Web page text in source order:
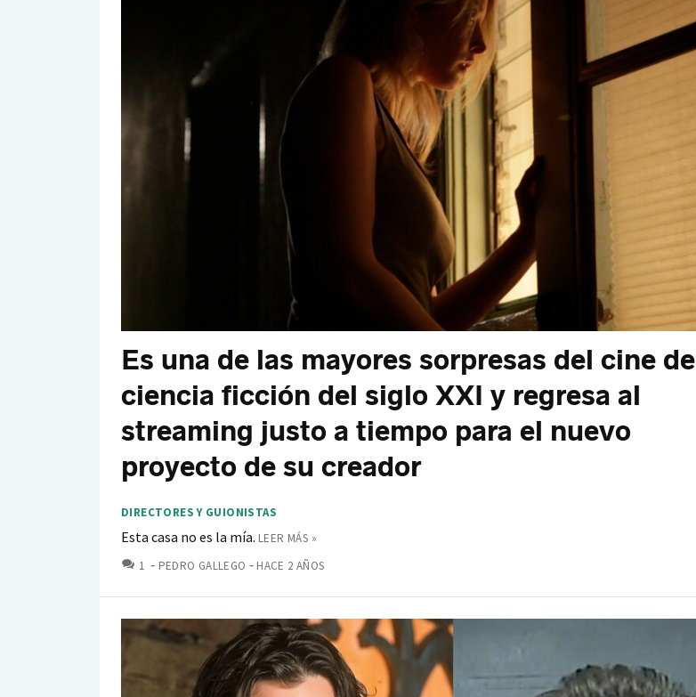
Es una de las mayores sorpresas del cine de
ciencia ficción del siglo XXI y regresa al
streaming justo a tiempo para el nuevo
proyecto de su creador
DIRECTORES Y GUIONISTAS
Esta casa no es la mía. LEER MÁS »
1 COMENTARIOS
PEDRO GALLEGO HACE 2 AÑOS